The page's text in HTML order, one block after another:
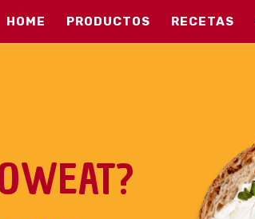
HOME PRODUCTOS RECETAS